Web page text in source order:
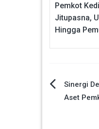
Pemkot
Jitupasna,
Hingga
Sinergi
Aset